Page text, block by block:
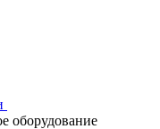
оборудование